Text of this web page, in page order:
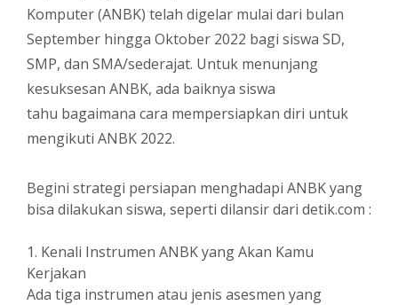
Komputer (ANBK) telah digelar mulai dari bulan
September hingga Oktober 2022 bagi siswa SD,
SMP, dan SMA/sederajat. Untuk menunjang
kesuksesan ANBK, ada baiknya siswa
tahu bagaimana cara mempersiapkan diri untuk
mengikuti ANBK 2022.
Begini strategi persiapan menghadapi ANBK yang
bisa dilakukan siswa, seperti dilansir dari detik.com :
1. Kenali Instrumen ANBK yang Akan Kamu
Kerjakan
Ada tiga instrumen atau jenis asesmen yang